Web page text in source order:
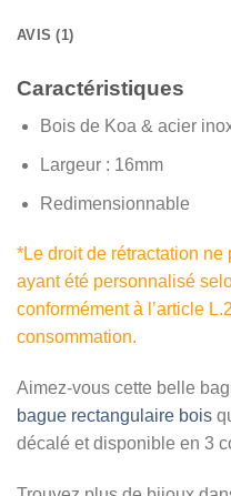
AVIS (1)
Caractéristiques
Bois de Koa & acier
Largeur : 16mm
Redimensionnable
*Le droit de rétractation
ayant été personnalisé
conformément à l’article
consommation.
Aimez-vous cette belle
bague rectangulaire bois
décalé et disponible en 3